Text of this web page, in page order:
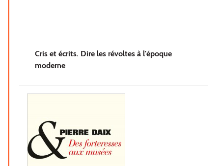
Cris et écrits. Dire les révoltes à l'époque
moderne